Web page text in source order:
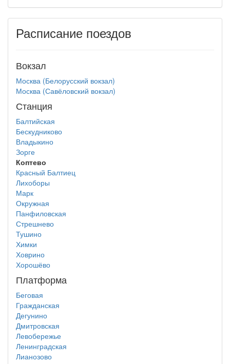
Расписание поездов
Вокзал
Москва (Белорусский вокзал)
Москва (Савёловский вокзал)
Станция
Балтийская
Бескудниково
Владыкино
Зорге
Коптево
Красный Балтиец
Лихоборы
Марк
Окружная
Панфиловская
Стрешнево
Тушино
Химки
Ховрино
Хорошёво
Платформа
Беговая
Гражданская
Дегунино
Дмитровская
Левобережье
Ленинградская
Лианозово